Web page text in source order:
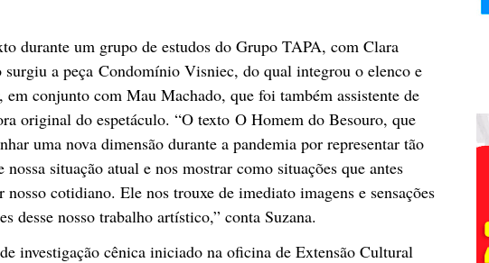
durante um grupo de estudos do Grupo TAPA, com Clara
a peça Condomínio Visniec, do qual integrou o elenco e
em conjunto com Mau Machado, que foi também assistente de
original do espetáculo. “O texto O Homem do Besouro, que
uma nova dimensão durante a pandemia por representar tão
situação atual e nos mostrar como situações que antes
nosso cotidiano. Ele nos trouxe de imediato imagens e sensações
desse nosso trabalho artístico,” conta Suzana.
investigação cênica iniciado na oficina de Extensão Cultural